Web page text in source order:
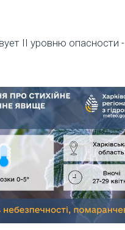
II уровню опасности -